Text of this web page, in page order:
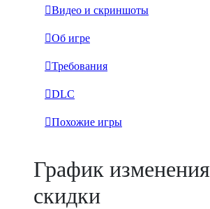
Видео и скриншоты
Об игре
Требования
DLC
Похожие игры
График изменения
скидки